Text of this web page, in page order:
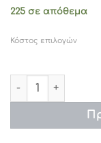
225 σε απόθεμα
Κόστος επιλογών
Προσκλητήρια